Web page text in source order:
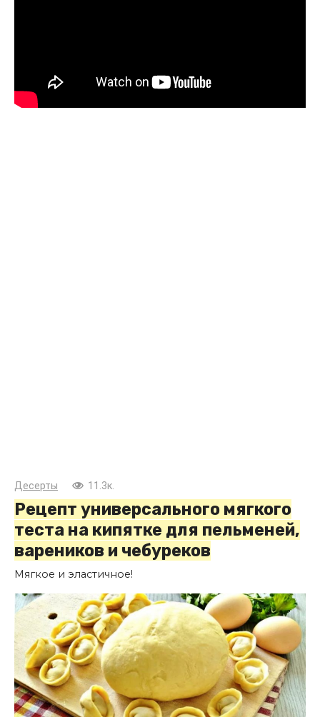
Десерты 11.3к.
Рецепт универсального мягкого
теста на кипятке для пельменей,
вареников и чебуреков
Мягкое и эластичное!